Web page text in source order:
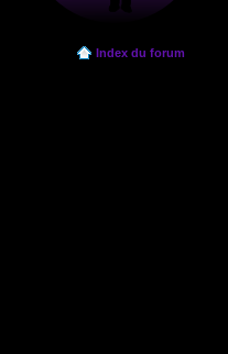
Index du forum